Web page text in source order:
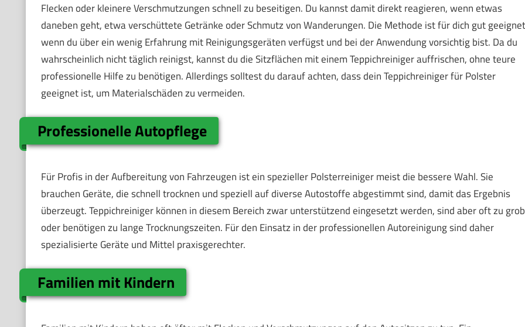
Flecken oder kleinere Verschmutzungen schnell zu beseitigen. Du kannst damit direkt reagieren, wenn etwas
daneben geht, etwa verschüttete Getränke oder Schmutz von Wanderungen. Die Methode ist für dich gut
wenn du über ein wenig Erfahrung mit Reinigungsgeräten verfügst und bei der Anwendung vorsichtig bist. Da du
wahrscheinlich nicht täglich reinigst, kannst du die Sitzflächen mit einem Teppichreiniger auffrischen, ohne teure
professionelle Hilfe zu benötigen. Allerdings solltest du darauf achten, dass dein Teppichreiniger für Polster
geeignet ist, um Materialschäden zu vermeiden.
Professionelle Autopflege
Für Profis in der Aufbereitung von Fahrzeugen ist ein spezieller Polsterreiniger meist die bessere Wahl. Sie
brauchen Geräte, die schnell trocknen und speziell auf diverse Autostoffe abgestimmt sind, damit das Ergebnis
überzeugt. Teppichreiniger können in diesem Bereich zwar unterstützend eingesetzt werden, sind aber oft zu grob
oder benötigen zu lange Trocknungszeiten. Für den Einsatz in der professionellen Autoreinigung sind daher
spezialisierte Geräte und Mittel praxisgerechter.
Familien mit Kindern